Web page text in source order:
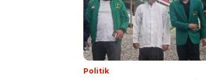
Politik